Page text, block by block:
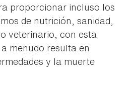
proporcionar incluso los
de nutrición, sanidad,
veterinario, con esta
menudo resulta en
y la muerte